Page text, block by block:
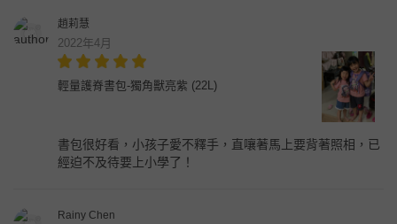
趙莉慧
2022年4月
輕量護脊書包-獨角獸亮紫 (22L)
書包很好看，小孩子愛不釋手，直嚷著馬上要背著照相，已
經迫不及待要上小學了！
Rainy Chen